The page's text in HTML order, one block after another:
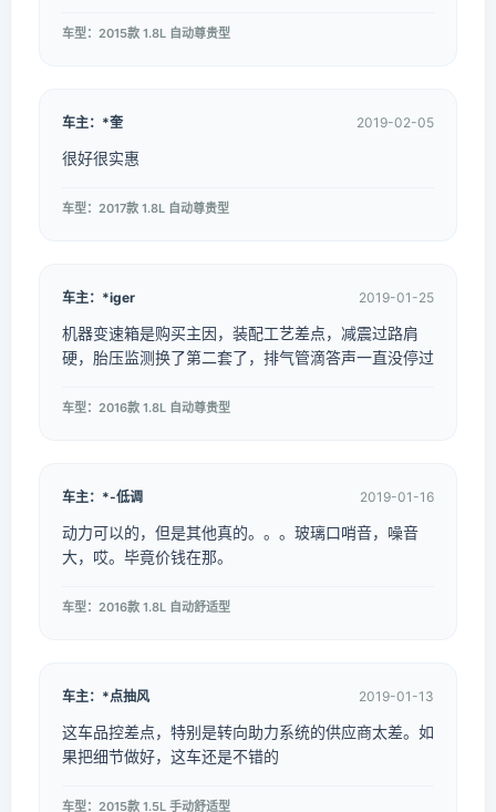
车型：2015款 1.8L 自动尊贵型
车主：*奎 2019-02-05
很好很实惠
车型：2017款 1.8L 自动尊贵型
车主：*iger 2019-01-25
机器变速箱是购买主因，装配工艺差点，减震过路肩
硬，胎压监测换了第二套了，排气管滴答声一直没停过
车型：2016款 1.8L 自动尊贵型
车主：*-低调 2019-01-16
动力可以的，但是其他真的。。。玻璃口哨音，噪音
大，哎。毕竟价钱在那。
车型：2016款 1.8L 自动舒适型
车主：*点抽风 2019-01-13
这车品控差点，特别是转向助力系统的供应商太差。如
果把细节做好，这车还是不错的
车型：2015款 1.5L 手动舒适型